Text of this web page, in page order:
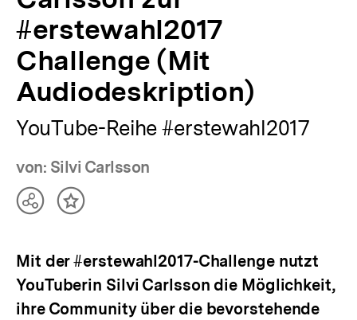
#erstewahl2017
Challenge (Mit
Audiodeskription)
YouTube-Reihe #erstewahl2017
von: Silvi Carlsson
TeilenInhalt
Mit der #erstewahl2017-Challenge nutzt
YouTuberin Silvi Carlsson die Möglichkeit,
ihre Community über die bevorstehende